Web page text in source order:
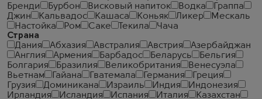
Бренди
Бурбон Висковый напиток Водка
Граппа
Джин
Кальвадос Кашаса Коньяк Ликер
Мескаль
Настойка
Ром Саке Текила
Чача
Страна
Дания
Абхазия Австралия Австрия
Азербайджан
Англия
Армения Барбадос Беларусь
Бельгия
Болгария
Бразилия Великобритания
Венесуэла
Вьетнам
Гайана Гватемала Германия
Греция
Грузия
Доминикана Израиль Индия
Индонезия
Ирландия
Исландия Испания Италия
Казахстан